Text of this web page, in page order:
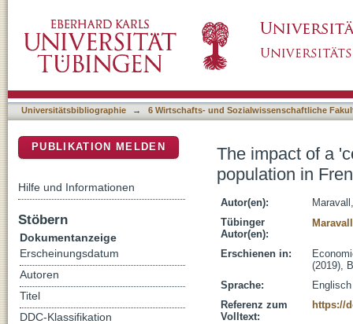
at the turn of the century
Universitätsbibliographie → 6 Wirtschafts- und Sozialwissenschaftliche
The impact of a
population in
Autor(en):
Tübinger
Autor(en):
Erschienen in:
(2019),
Sprache:
Englisch
Referenz zum
Volltext:
https://
PUBLIKATION MELDEN
Hilfe und Informationen
Stöbern
Dokumentanzeige
Erscheinungsdatum
Autoren
Titel
DDC-Klassifikation